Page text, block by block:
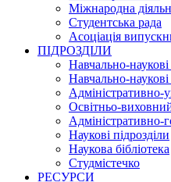
Міжнародна
Студентська рада
Асоціація
ПІДРОЗДІЛИ
Навчально-
Навчально-
Адміністративно-
Освітньо-
Адміністративно-
Наукові підрозділи
Наукова бібліотека
Студмістечко
РЕСУРСИ